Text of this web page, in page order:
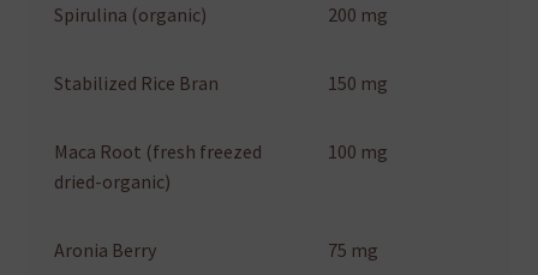
Spirulina (organic) 200 mg
Stabilized Rice Bran 150 mg
Maca Root (fresh freezed
dried-organic)
100 mg
Aronia Berry 75 mg